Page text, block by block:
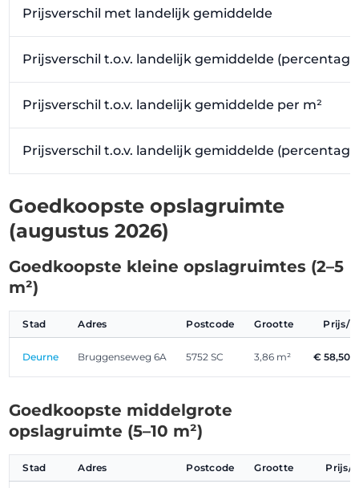
Prijsverschil met landelijk gemiddelde
Prijsverschil t.o.v. landelijk gemiddelde
Prijsverschil t.o.v. landelijk gemiddelde per m²
Prijsverschil t.o.v. landelijk gemiddelde
Goedkoopste opslagruimte
(augustus 2026)
Goedkoopste kleine opslagruimtes (2–5
m²)
Stad Adres Postcode Grootte Prijs/
Deurne Bruggenseweg 6A 5752 SC 3,86 m² € 58,50
Goedkoopste middelgrote
opslagruimte (5–10 m²)
Stad Adres Postcode Grootte Prijs/